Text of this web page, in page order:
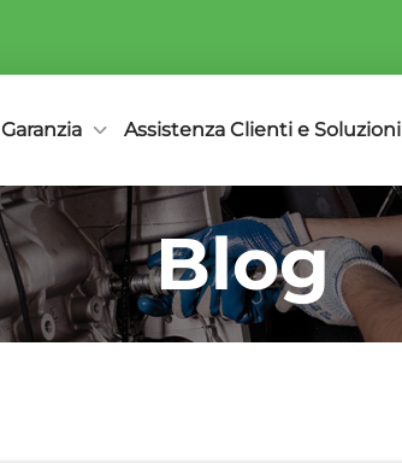
Garanzia Assistenza Clienti e Soluzioni
Blog